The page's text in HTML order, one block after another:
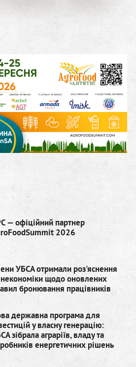
— офіційний партнер
2026
УБСА отримали роз'яснення
щодо оновлених
бронювання працівників
державна програма для
у власну генерацію:
зібрала аграріїв, владу та
енергетичних рішень